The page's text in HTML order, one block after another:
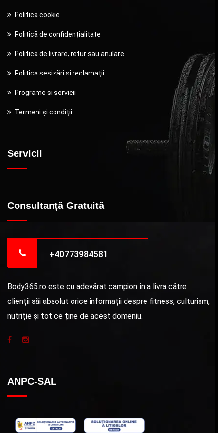
Politica cookie
Politică de confidențialitate
Politica de livrare, retur sau anulare
Politica sesizări si reclamații
Programe si servicii
Termeni și condiții
Servicii
Consultanță Gratuită
+40773984581
Body365.ro este cu adevărat campion în a livra către
clienții săi absolut orice informații despre fitness, culturism,
nutriție și tot ce ține de acest domeniu.
ANPC-SAL